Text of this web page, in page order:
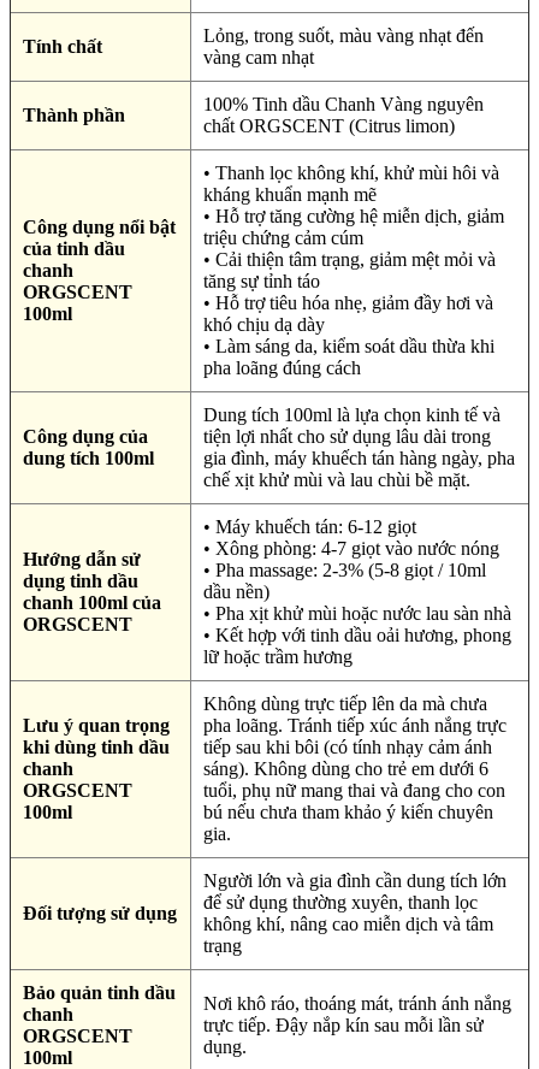
Tính chất
Lỏng, trong suốt, màu vàng nhạt đến
vàng cam nhạt
Thành phần
100% Tinh dầu Chanh Vàng nguyên
chất ORGSCENT (Citrus limon)
Công dụng nổi bật
của tinh dầu
chanh
ORGSCENT
100ml
• Thanh lọc không khí, khử mùi hôi và
kháng khuẩn mạnh mẽ
• Hỗ trợ tăng cường hệ miễn dịch, giảm
triệu chứng cảm cúm
• Cải thiện tâm trạng, giảm mệt mỏi và
tăng sự tỉnh táo
• Hỗ trợ tiêu hóa nhẹ, giảm đầy hơi và
khó chịu dạ dày
• Làm sáng da, kiểm soát dầu thừa khi
pha loãng đúng cách
Công dụng của
dung tích 100ml
Dung tích 100ml là lựa chọn kinh tế và
tiện lợi nhất cho sử dụng lâu dài trong
gia đình, máy khuếch tán hàng ngày, pha
chế xịt khử mùi và lau chùi bề mặt.
Hướng dẫn sử
dụng tinh dầu
chanh 100ml của
ORGSCENT
• Máy khuếch tán: 6-12 giọt
• Xông phòng: 4-7 giọt vào nước nóng
• Pha massage: 2-3% (5-8 giọt / 10ml
dầu nền)
• Pha xịt khử mùi hoặc nước lau sàn nhà
• Kết hợp với tinh dầu oải hương, phong
lữ hoặc trầm hương
Lưu ý quan trọng
khi dùng tinh dầu
chanh
ORGSCENT
100ml
Không dùng trực tiếp lên da mà chưa
pha loãng. Tránh tiếp xúc ánh nắng trực
tiếp sau khi bôi (có tính nhạy cảm ánh
sáng). Không dùng cho trẻ em dưới 6
tuổi, phụ nữ mang thai và đang cho con
bú nếu chưa tham khảo ý kiến chuyên
gia.
Đối tượng sử dụng
Người lớn và gia đình cần dung tích lớn
để sử dụng thường xuyên, thanh lọc
không khí, nâng cao miễn dịch và tâm
trạng
Bảo quản tinh dầu
chanh
ORGSCENT
100ml
Nơi khô ráo, thoáng mát, tránh ánh nắng
trực tiếp. Đậy nắp kín sau mỗi lần sử
dụng.